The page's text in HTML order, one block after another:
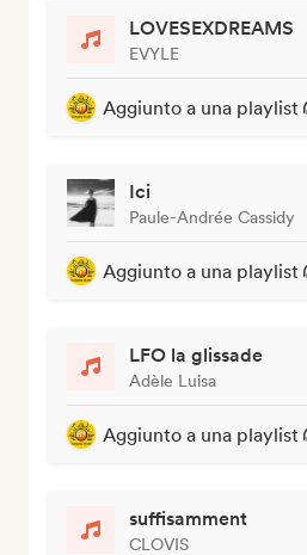
LOVESEXDREAMS
EVYLE
Aggiunto a una playlist
Ici
Paule-Andrée Cassidy
Aggiunto a una playlist
LFO la glissade
Adèle Luisa
Aggiunto a una playlist
suffisamment
CLOVIS